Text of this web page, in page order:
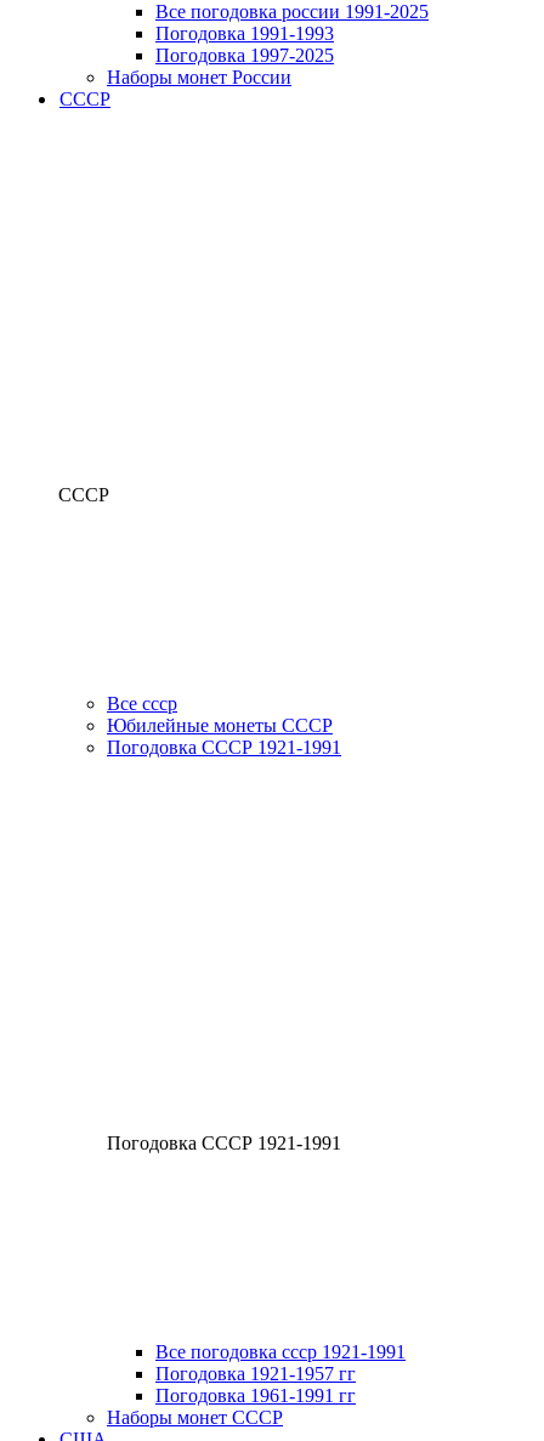
Все погодовка россии 1991-2025
Погодовка 1991-1993
Погодовка 1997-2025
Наборы монет России
СССР
СССР
Все ссср
Юбилейные монеты СССР
Погодовка СССР 1921-1991
Погодовка СССР 1921-1991
Все погодовка ссср 1921-1991
Погодовка 1921-1957 гг
Погодовка 1961-1991 гг
Наборы монет СССР